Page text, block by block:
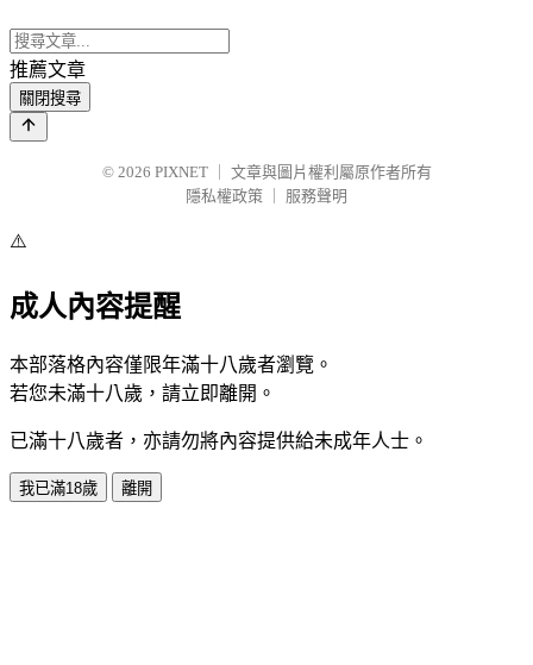
推薦文章
關閉搜尋
© 2026 PIXNET
文章與圖片權利屬原作者所有
隱私權政策
服務聲明
⚠️
成人內容提醒
本部落格內容僅限年滿十八歲者瀏覽。
若您未滿十八歲，請立即離開。
已滿十八歲者，亦請勿將內容提供給未成年人士。
我已滿18歲 離開